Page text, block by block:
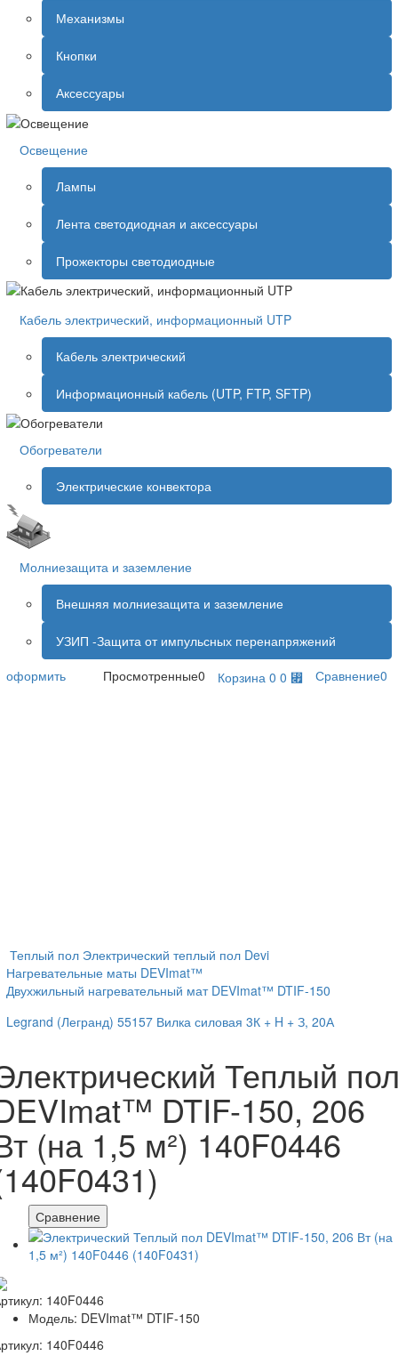
Механизмы
Кнопки
Аксессуары
Освещение
Лампы
Лента светодиодная и аксессуары
Прожекторы светодиодные
Кабель электрический, информационный UTP
Кабель электрический
Информационный кабель (UTP, FTP, SFTP)
Обогреватели
Электрические конвектора
Молниезащита и заземление
Внешняя молниезащита и заземление
УЗИП -Защита от импульсных перенапряжений
оформить
Просмотренные0 Корзина 0 0 ⃏ Сравнение0
Теплый пол Электрический теплый пол Devi
Нагревательные маты DEVImat™
Двухжильный нагревательный мат DEVImat™ DTIF-150
Legrand (Легранд) 55157 Вилка силовая 3К + H + З, 20А
Теплый
DTIF-150, 206
(на 1,5 м²) 140F0446
Сравнение
140F0446
Модель: DEVImat™ DTIF-150
140F0446